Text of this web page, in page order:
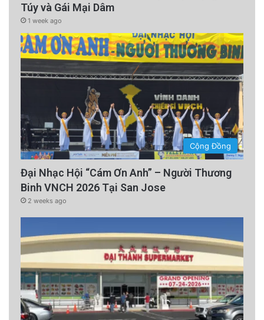
Túy và Gái Mại Dâm
1 week ago
Cộng Đồng
Đại Nhạc Hội “Cám Ơn Anh” – Người Thương
Binh VNCH 2026 Tại San Jose
2 weeks ago